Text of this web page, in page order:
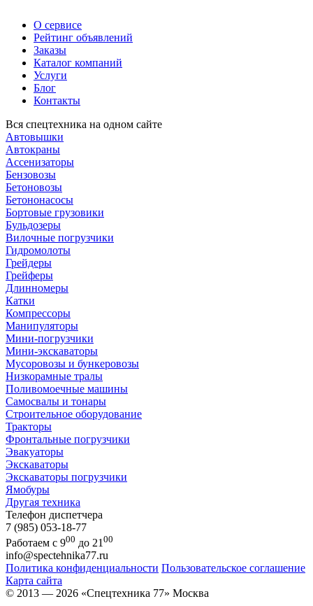
О сервисе
Рейтинг объявлений
Заказы
Каталог компаний
Услуги
Блог
Контакты
Вся спецтехника на одном сайте
Автовышки
Автокраны
Ассенизаторы
Бензовозы
Бетоновозы
Бетононасосы
Бортовые грузовики
Бульдозеры
Вилочные погрузчики
Гидромолоты
Грейдеры
Грейферы
Длинномеры
Катки
Компрессоры
Манипуляторы
Мини-погрузчики
Мини-экскаваторы
Мусоровозы и бункеровозы
Низкорамные тралы
Поливомоечные машины
Самосвалы и тонары
Строительное оборудование
Тракторы
Фронтальные погрузчики
Эвакуаторы
Экскаваторы
Экскаваторы погрузчики
Ямобуры
Другая техника
Телефон диспетчера
7 (985) 053-18-77
Работаем с 900 до 21 00
info@spectehnika77.ru
Политика конфиденциальности Пользовательское соглашение
Карта сайта
© 2013 — 2026 «Спецтехника 77» Москва